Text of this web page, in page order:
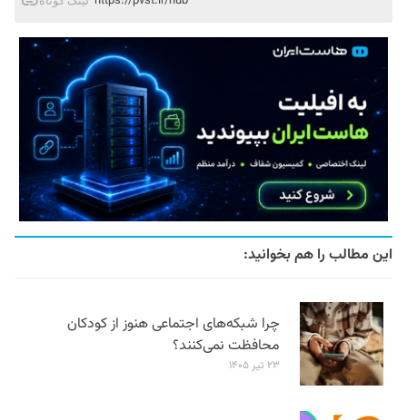
این مطالب را هم بخوانید:
چرا شبکه‌های اجتماعی هنوز از کودکان
محافظت نمی‌کنند؟
۲۳ تیر ۱۴۰۵